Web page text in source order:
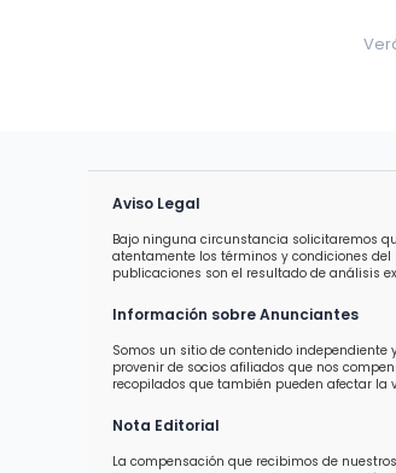
Aviso Legal
Bajo ninguna circunstancia solicitaremos
atentamente los términos y condiciones
publicaciones son el resultado de análisis
Información sobre Anunciantes
Somos un sitio de contenido
provenir de socios afiliados que nos
recopilados que también pueden afectar la
Nota Editorial
La compensación que recibimos de